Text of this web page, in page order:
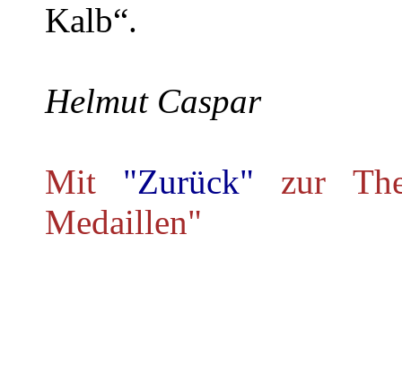
Kalb“.
Helmut Caspar
Mit "Zurück" zur
Medaillen"